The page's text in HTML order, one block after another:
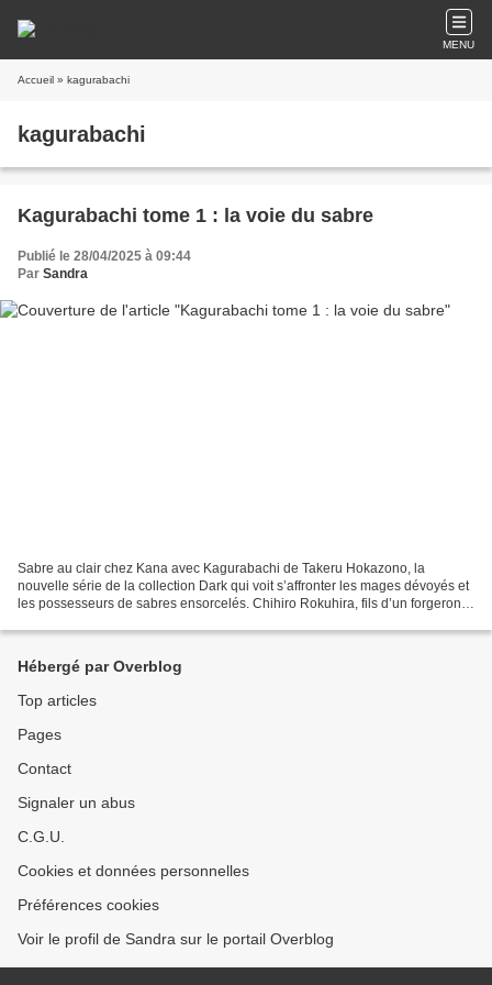
MENU
Accueil » kagurabachi
kagurabachi
Kagurabachi tome 1 : la voie du sabre
Publié le 28/04/2025 à 09:44
Par Sandra
Sabre au clair chez Kana avec Kagurabachi de Takeru Hokazono, la
nouvelle série de la collection Dark qui voit s’affronter les mages dévoyés et
les possesseurs de sabres ensorcelés. Chihiro Rokuhira, fils d’un forgeron
Hébergé par Overblog
Top articles
Pages
Contact
Signaler un abus
C.G.U.
Cookies et données personnelles
Préférences cookies
Voir le profil de Sandra sur le portail Overblog